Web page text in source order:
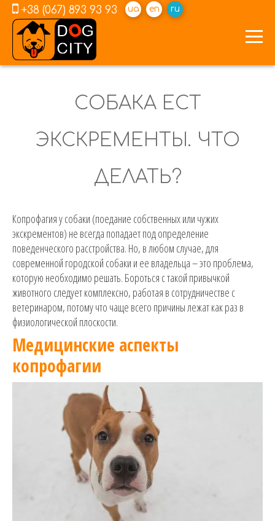
+38 (067) 893 93 93 ua en ru
СОБАКА ЕСТ
ЭКСКРЕМЕНТЫ. ЧТО
ДЕЛАТЬ?
Копрофагия у собаки (поедание собственных или чужих
экскрементов) не всегда попадает под определение
поведенческого расстройства. Но, в любом случае, для
современной городской собаки и ее владельца – это проблема,
которую необходимо решать. Бороться с такой привычкой
животного следует комплексно, работая в сотрудничестве с
ветеринаром, потому что чаще всего причины лежат как раз в
физиологической плоскости.
Медицинские аспекты
копрофагии